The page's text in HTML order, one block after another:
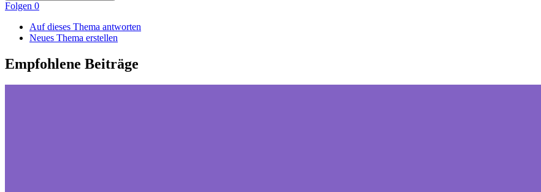
Folgen 0
Auf dieses Thema antworten
Neues Thema erstellen
Empfohlene Beiträge